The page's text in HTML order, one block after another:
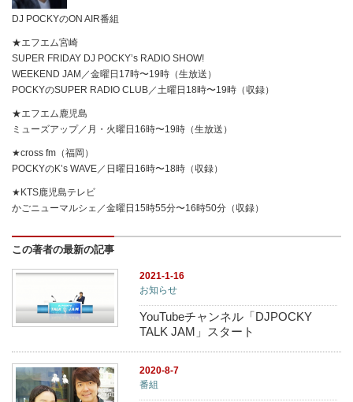
DJ POCKYのON AIR番組
★エフエム宮崎
SUPER FRIDAY DJ POCKY’s RADIO SHOW!
WEEKEND JAM／金曜日17時〜19時（生放送）
POCKYのSUPER RADIO CLUB／土曜日18時〜19時（収録）
★エフエム鹿児島
ミューズアップ／月・火曜日16時〜19時（生放送）
★cross fm（福岡）
POCKYのK’s WAVE／日曜日16時〜18時（収録）
★KTS鹿児島テレビ
かごニューマルシェ／金曜日15時55分〜16時50分（収録）
この著者の最新の記事
2021-1-16
お知らせ
YouTubeチャンネル「DJPOCKY
TALK JAM」スタート
2020-8-7
番組